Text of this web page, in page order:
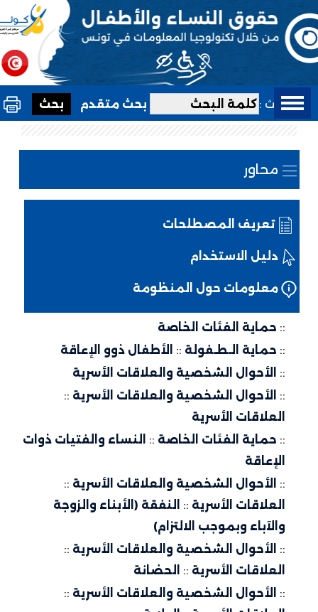
بحث : بحث متقدم
محاور
تعريف المصطلحات
دليل الاستخدام
معلومات حول المنظومة
حماية الفئات الخاصة
حماية الـطـفولة :: الأطفال ذوو الإعاقة
الأحوال الشخصية والعلاقات الأسرية
الأحوال الشخصية والعلاقات الأسرية ::
العلاقات الأسرية
حماية الفئات الخاصة :: النساء والفتيات ذوات
الإعاقة
الأحوال الشخصية والعلاقات الأسرية ::
العلاقات الأسرية :: النفقة (الأبناء والزوجة
والآباء وبموجب الالتزام)
الأحوال الشخصية والعلاقات الأسرية ::
العلاقات الأسرية :: الحضانة
الأحوال الشخصية والعلاقات الأسرية ::